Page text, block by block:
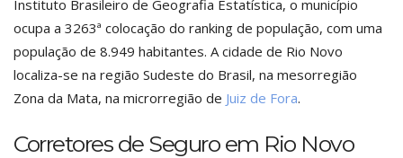
Instituto Brasileiro de Geografia Estatística, o município
ocupa a 3263ª colocação do ranking de população, com uma
população de 8.949 habitantes. A cidade de Rio Novo
localiza-se na região Sudeste do Brasil, na mesorregião
Zona da Mata, na microrregião de Juiz de Fora.
Corretores de Seguro em Rio Novo